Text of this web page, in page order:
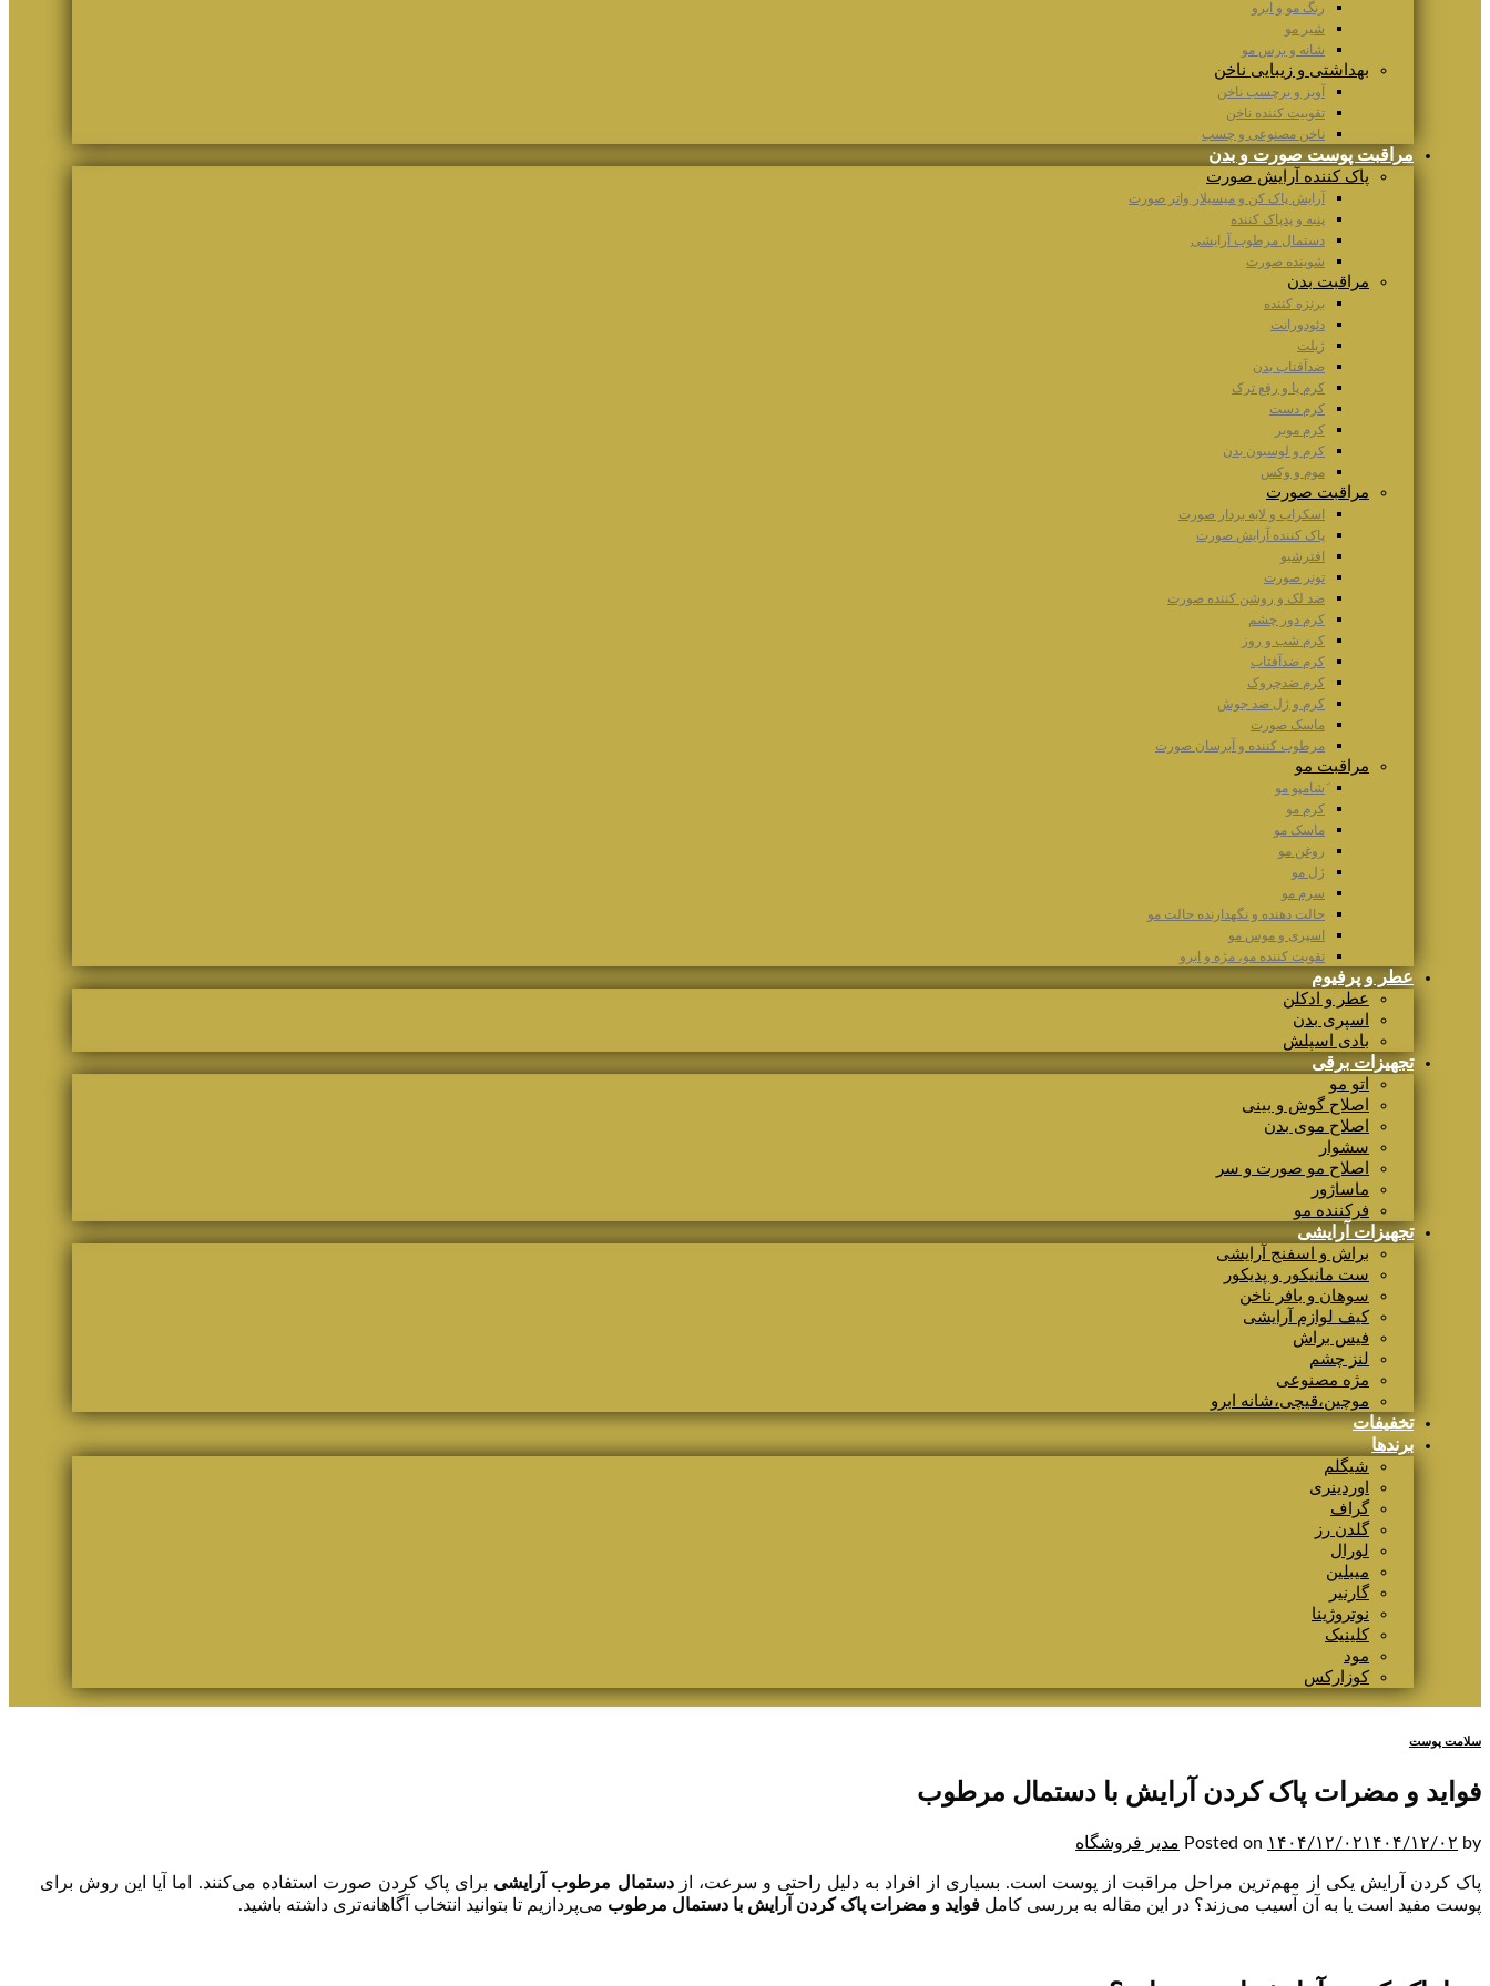
رنگ مو و ابرو
شیر مو
شانه و برس مو
بهداشتی و زیبایی ناخن
آویز و برچسب ناخن
تقوییت کننده ناخن
ناخن مصنوعی و چسب
مراقبت پوست صورت و بدن
پاک کننده آرایش صورت
آرایش پاک کن و میسیلار واتر صورت
پنبه و پدپاک کننده
دستمال مرطوب آرایشی
شوینده صورت
مراقبت بدن
برنزه کننده
دئودورانت
ژیلت
ضدآفتاب بدن
کرم پا و رفع ترک
کرم دست
کرم موبر
کرم و لوسیون بدن
موم و وکس
مراقبت صورت
اسکراب و لایه بردار صورت
پاک کننده آرایش صورت
افترشیو
تونر صورت
ضد لک و روشن کننده صورت
کرم دور چشم
کرم شب و روز
کرم ضدآفتاب
کرم ضدچروک
کرم و ژل ضد جوش
ماسک صورت
مرطوب کننده و آبرسان صورت
مراقبت مو
َشامپو مو
کرم مو
ماسک مو
روغن مو
ژل مو
سرم مو
حالت دهنده و نگهدارنده حالت مو
اسپری و موس مو
تقویت کننده مو، مژه و ابرو
عطر و پرفیوم
عطر و ادکلن
اسپری بدن
بادی اسپلش
تجهیزات برقی
اتو مو
اصلاح گوش و بینی
اصلاح موی بدن
سشوار
اصلاح مو صورت و سر
ماساژور
فرکننده مو
تجهیزات آرایشی
براش و اسفنج آرایشی
ست مانیکور و پدیکور
سوهان و بافر ناخن
کیف لوازم آرایشی
فیس براش
لنز چشم
مژه مصنوعی
موچین،قیچی،شانه ابرو
تخفیفات
برندها
شیگلم
اوردینری
گراف
گلدن رز
لورال
میبلین
گارنیر
نوتروژینا
کلینیک
مود
کوزارکس
سلامت پوست
فواید و مضرات پاک کردن آرایش با دستمال مرطوب
Posted on ۱۴۰۴/۱۲/۰۲۱۴۰۴/۱۲/۰۲ by مدیر فروشگاه
پاک کردن آرایش یکی از مهم‌ترین مراحل مراقبت از پوست است. بسیاری از افراد به دلیل راحتی و سرعت، ازدستمال مرطوب آرایشی برای پاک کردن صورت استفاده می‌کنند. اما آیا این روش برای
پوست مفید است یا به آن آسیب می‌زند؟ در این مقاله به بررسی کامل فواید و مضرات پاک کردن آرایش با دستمال مرطوب می‌پردازیم تا بتوانید انتخاب آگاهانه‌تری داشته باشید.